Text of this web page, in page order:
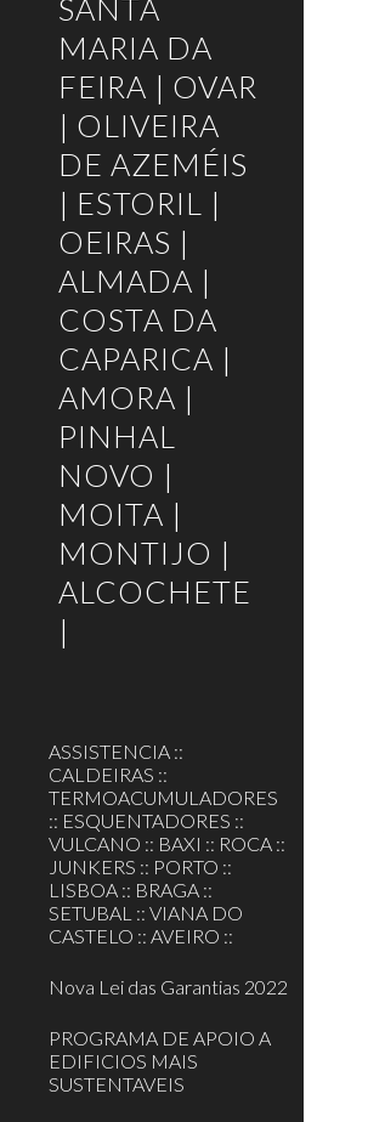
SANTA
MARIA DA
FEIRA | OVAR
| OLIVEIRA
DE AZEMÉIS
| ESTORIL |
OEIRAS |
ALMADA |
COSTA DA
CAPARICA |
AMORA |
PINHAL
NOVO |
MOITA |
MONTIJO |
ALCOCHETE
|
ASSISTENCIA ::
CALDEIRAS ::
TERMOACUMULADORES
:: ESQUENTADORES ::
VULCANO :: BAXI :: ROCA ::
JUNKERS :: PORTO ::
LISBOA :: BRAGA ::
SETUBAL :: VIANA DO
CASTELO :: AVEIRO ::
Nova Lei das Garantias 2022
PROGRAMA DE APOIO A
EDIFICIOS MAIS
SUSTENTAVEIS